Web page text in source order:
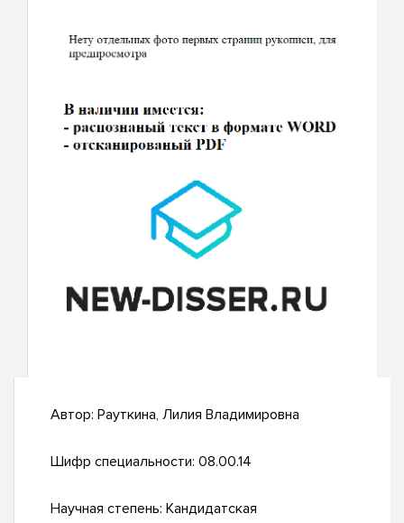
Автор: Рауткина, Лилия Владимировна
Шифр специальности: 08.00.14
Научная степень: Кандидатская